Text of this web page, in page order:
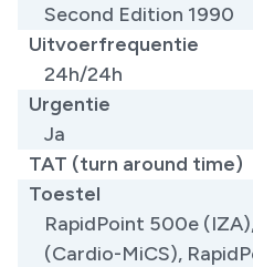
Second Edition 1990
Uitvoerfrequentie
24h/24h
Urgentie
Ja
TAT (turn around time)
Toestel
RapidPoint 500e
(Cardio-MiCS),